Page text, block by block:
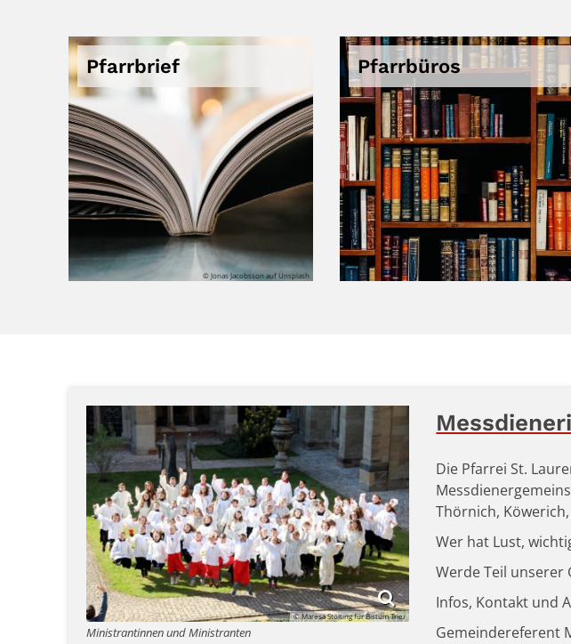
Pfarrbrief
© Jonas Jacobsson auf Unsplash
Pfarrbüros
©
© Maresa Stölting für Bistum Trier
Ministrantinnen und Ministranten
Die Pfarrei St.
Thörnich,
Wer hat Lust,
Werde Teil unserer
Infos, Kontakt und
Gemeindereferent